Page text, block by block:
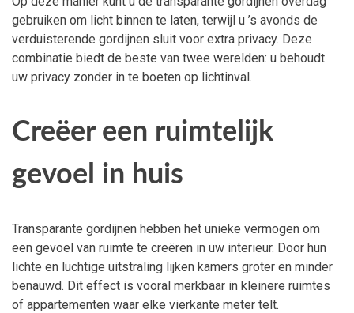
gebruiken om licht binnen te laten, terwijl u ’s avonds de
verduisterende gordijnen sluit voor extra privacy. Deze
combinatie biedt de beste van twee werelden: u behoudt
uw privacy zonder in te boeten op lichtinval.
Creëer een ruimtelijk
gevoel in huis
Transparante gordijnen hebben het unieke vermogen om
een gevoel van ruimte te creëren in uw interieur. Door hun
lichte en luchtige uitstraling lijken kamers groter en minder
benauwd. Dit effect is vooral merkbaar in kleinere ruimtes
of appartementen waar elke vierkante meter telt.